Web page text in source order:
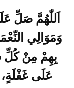
اَللّٰهُمَّ صَلِّ
وَمَوَالِي
بِهِمْ مِنْ كُلِّ
عَلَى